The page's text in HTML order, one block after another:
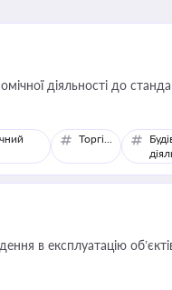
діяльності до
Торгівля
в експлуатацію